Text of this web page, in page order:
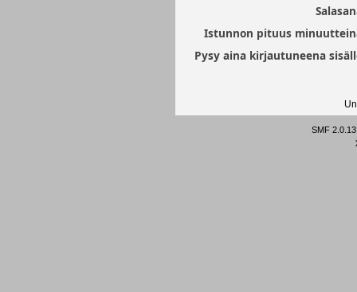
Istunnon pituus
Pysy aina kirjautuneena
SMF 2.0.13